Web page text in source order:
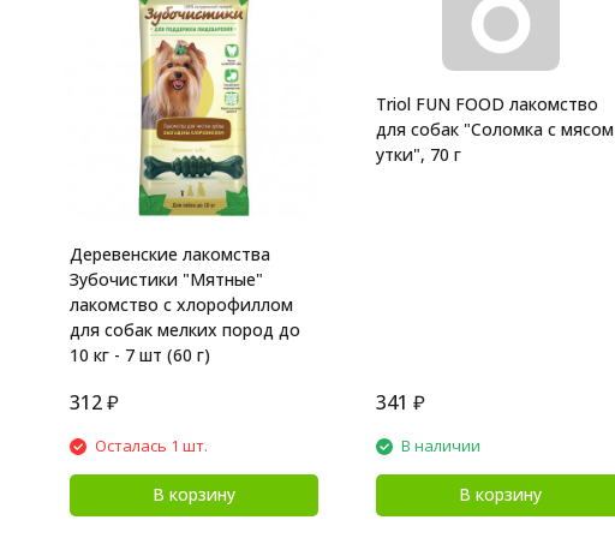
Деревенские лакомства
Зубочистики "Мятные"
лакомство с хлорофиллом
для собак мелких пород до
10 кг - 7 шт (60 г)
312 ₽
Осталась 1 шт.
В корзину
Triol FUN FOOD лакомство
для собак "Соломка с мясом
утки", 70 г
341 ₽
В наличии
В корзину